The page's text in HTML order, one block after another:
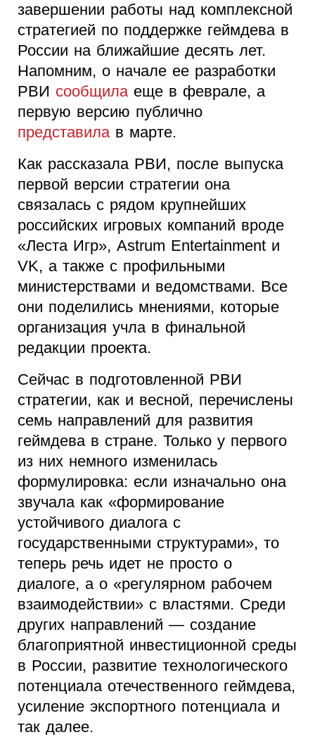
завершении работы над комплексной
стратегией по поддержке геймдева в
России на ближайшие десять лет.
Напомним, о начале ее разработки
РВИ сообщилаеще в феврале, а
первую версию публично
представилав марте.
Как рассказала РВИ, после выпуска
первой версии стратегии она
связалась с рядом крупнейших
российских игровых компаний вроде
«Леста Игр», Astrum Entertainment и
VK, а также с профильными
министерствами и ведомствами. Все
они поделились мнениями, которые
организация учла в финальной
редакции проекта.
Сейчас в подготовленной РВИ
стратегии, как и весной, перечислены
семь направлений для развития
геймдева в стране. Только у первого
из них немного изменилась
формулировка: если изначально она
звучала как «формирование
устойчивого диалога с
государственными структурами», то
теперь речь идет не просто о
диалоге, а о «регулярном рабочем
взаимодействии» с властями. Среди
других направлений — создание
благоприятной инвестиционной среды
в России, развитие технологического
потенциала отечественного геймдева,
усиление экспортного потенциала и
так далее.